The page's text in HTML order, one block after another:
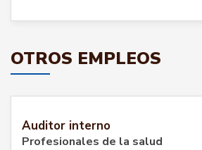
OTROS EMPLEOS
Auditor interno
Profesionales de la salud